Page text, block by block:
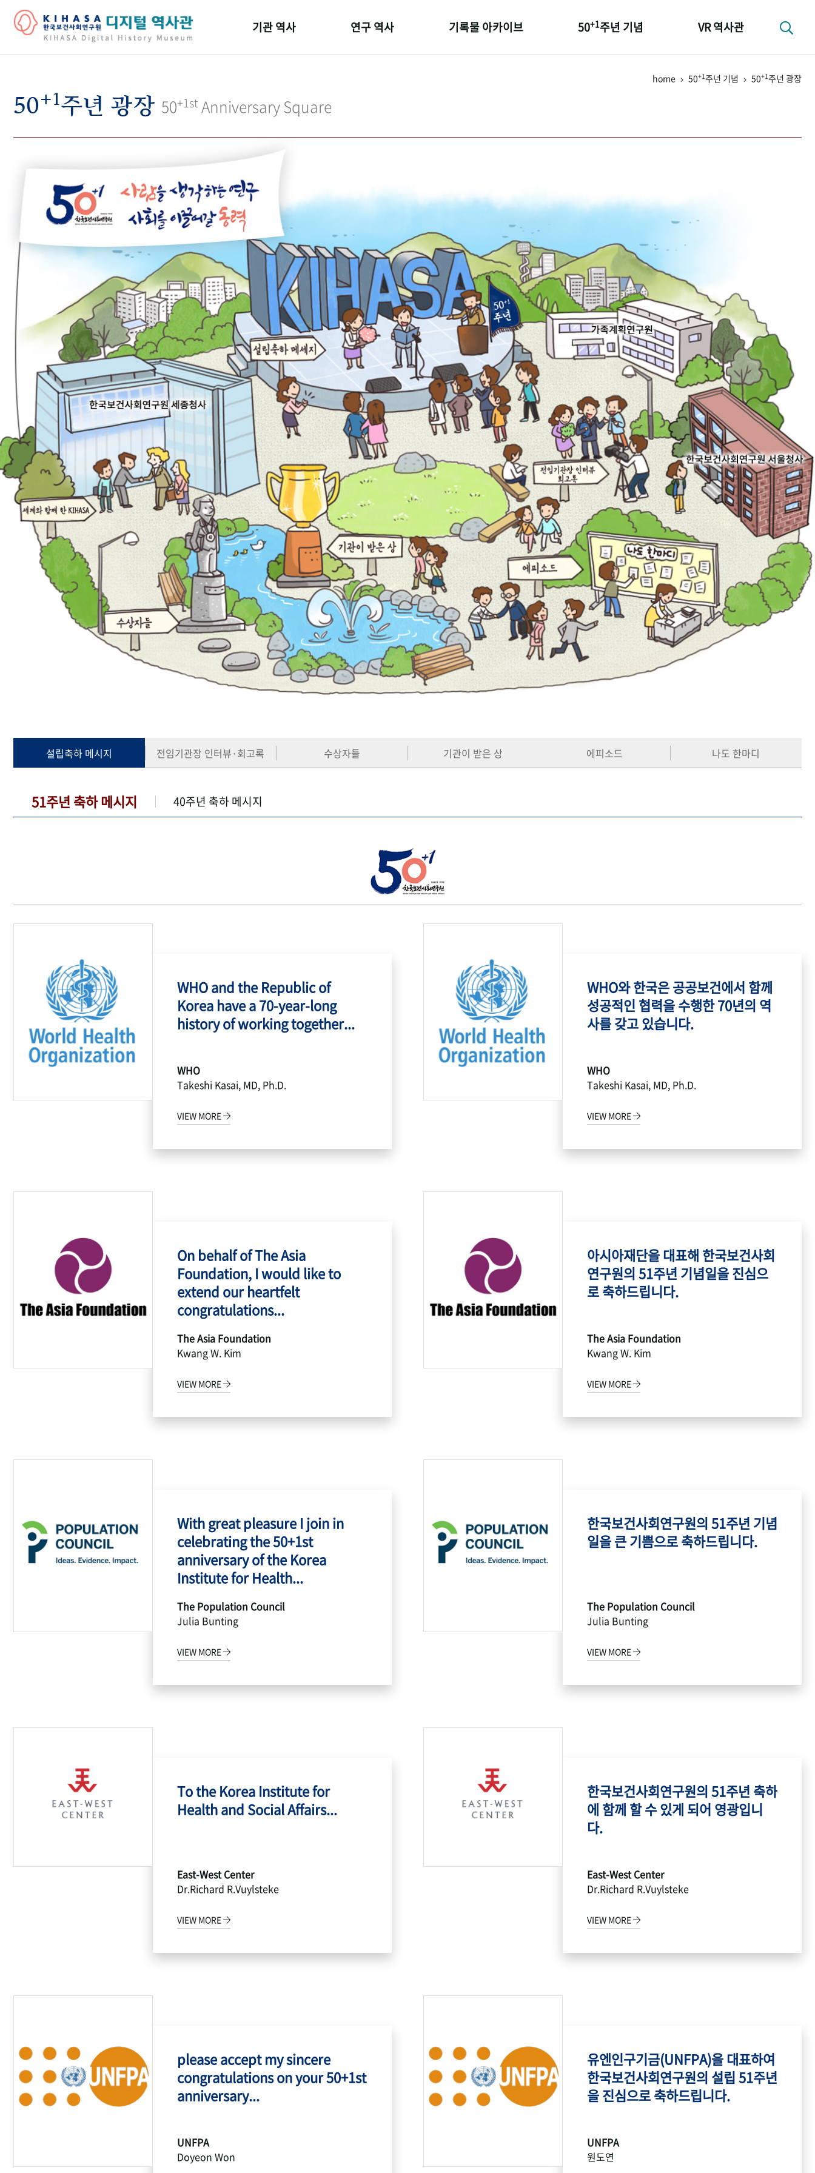
기관 역사
역대 기관장
연구 역사 기록물 아카이브 50+1주년 기념 VR 역사관
home 50+1주년 기념 50+1주년 광장
50+1주년 광장 50+1st Anniversary Square
설립축하 메시지 전임기관장 인터뷰·회고록 수상자들 기관이 받은 상 에피소드 나도 한마디
51주년 축하 메시지 40주년 축하 메시지
WHO and the Republic of
Korea have a 70-year-long
history of working together...
WHO
Takeshi Kasai, MD, Ph.D.
VIEW MORE
WHO와 한국은 공공보건에서 함께
성공적인 협력을 수행한 70년의 역
사를 갖고 있습니다.
WHO
Takeshi Kasai, MD, Ph.D.
VIEW MORE
On behalf of The Asia
Foundation, I would like to
extend our heartfelt
congratulations...
The Asia Foundation
Kwang W. Kim
VIEW MORE
아시아재단을 대표해 한국보건사회
연구원의 51주년 기념일을 진심으
로 축하드립니다.
The Asia Foundation
Kwang W. Kim
VIEW MORE
With great pleasure I join in
celebrating the 50+1st
anniversary of the Korea
Institute for Health...
The Population Council
Julia Bunting
VIEW MORE
한국보건사회연구원의 51주년 기념
일을 큰 기쁨으로 축하드립니다.
The Population Council
Julia Bunting
VIEW MORE
To the Korea Institute for
Health and Social Affairs...
East-West Center
Dr.Richard R.Vuylsteke
VIEW MORE
한국보건사회연구원의 51주년 축하
에 함께 할 수 있게 되어 영광입니
다.
East-West Center
Dr.Richard R.Vuylsteke
VIEW MORE
please accept my sincere
congratulations on your 50+1st
anniversary...
UNFPA
Doyeon Won
유엔인구기금(UNFPA)을 대표하여
한국보건사회연구원의 설립 51주년
을 진심으로 축하드립니다.
UNFPA
원도연